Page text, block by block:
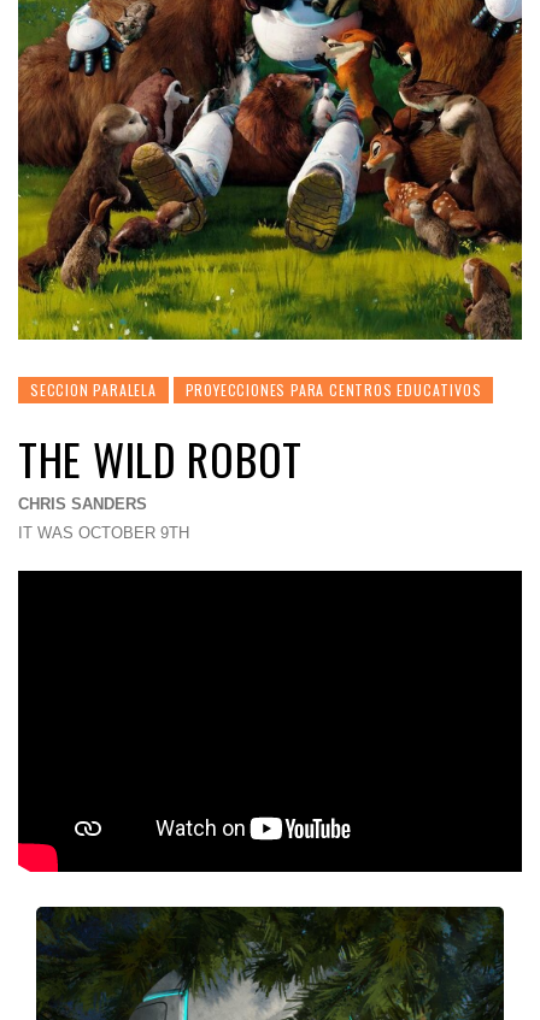
SECCION PARALELA PROYECCIONES PARA CENTROS EDUCATIVOS
THE WILD ROBOT
CHRIS SANDERS
IT WAS OCTOBER 9TH